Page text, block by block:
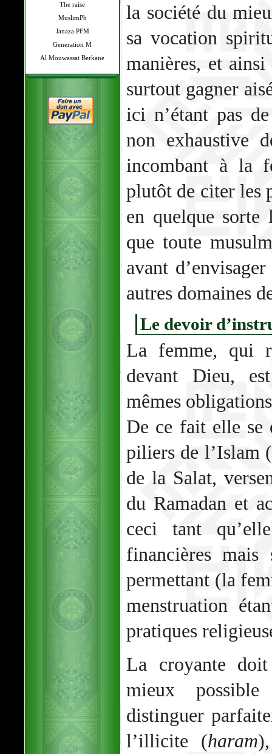
The raise
MuslimPh
Janaza PFM
Generation M
Al Mouwassat Berkane
la société du
sa vocation
manières, et
surtout gagner
ici n’étant pas
non exhaustive
incombant à la
plutôt de citer les
en quelque
que toute
avant
autres domaines
Le devoir
La femme, qui
devant Dieu,
mêmes
De ce fait elle se
piliers de l’Islam
de la Salat,
du Ramadan et
ceci tant
financières
permettant (la
menstruation
pratiques
La croyante
mieux
distinguer
l’illicite (haram